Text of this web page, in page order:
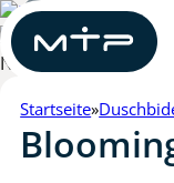
Startseite